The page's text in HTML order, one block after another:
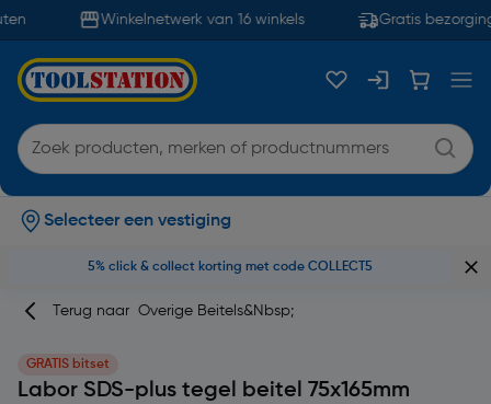
Winkelnetwerk van 16 winkels Gratis bezorging
Selecteer een vestiging
5% click & collect korting met code COLLECT5
Terug naar Overige Beitels&nbsp;
GRATIS bitset
Labor SDS-plus tegel beitel 75x165mm